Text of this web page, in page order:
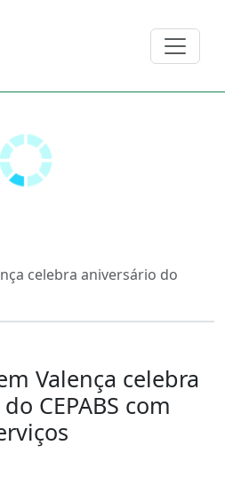
celebra aniversário do
Valença celebra
CEPABS com